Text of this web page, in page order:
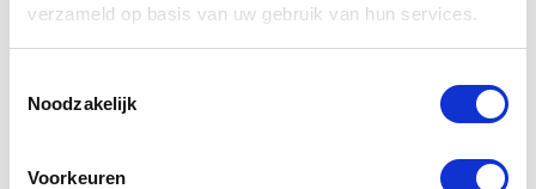
verzameld op basis van uw gebruik van hun services.
Noodzakelijk
Voorkeuren
Equilibrium Tri-Zone Springschoenen S/M